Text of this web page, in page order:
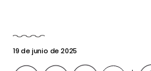
19 de junio de 2025